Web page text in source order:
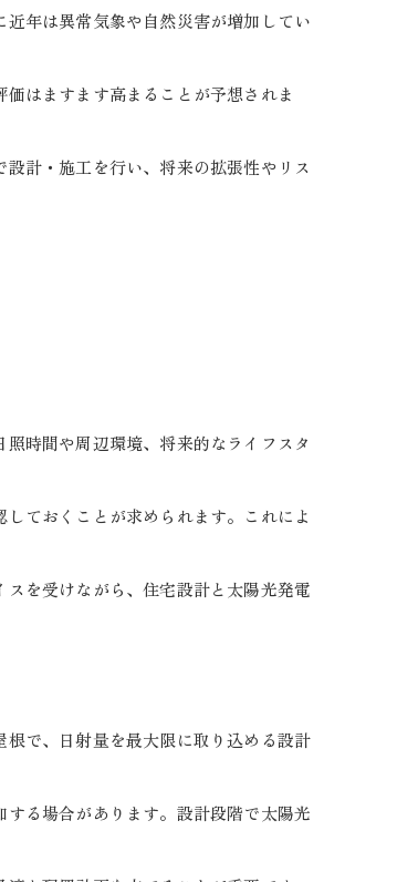
年は異常気象や自然災害が増加してい
はますます高まることが予想されま
計・施工を行い、将来の拡張性やリス
時間や周辺環境、将来的なライフスタ
ておくことが求められます。これによ
を受けながら、住宅設計と太陽光発電
で、日射量を最大限に取り込める設計
る場合があります。設計段階で太陽光